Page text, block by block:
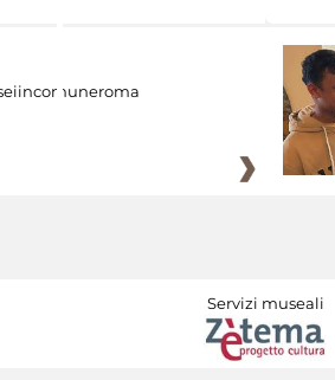
Servizi museali